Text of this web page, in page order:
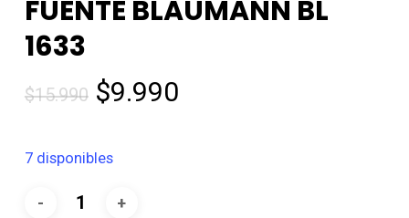
FUENTE BLAUMANN BL
1633
$15.990 El
original
era:
$15.990.
$9.990El
7 disponibles